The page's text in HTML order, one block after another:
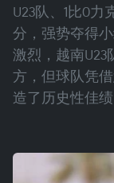
U23队、1比0
分，强势夺得
激烈，越南
方，但球队凭
造了历史性佳绩